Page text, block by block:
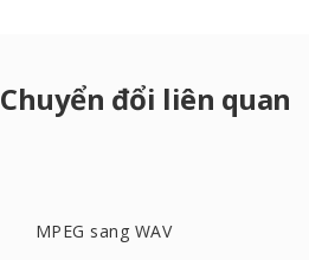
Chuyển đổi liên quan
MPEG sang WAV